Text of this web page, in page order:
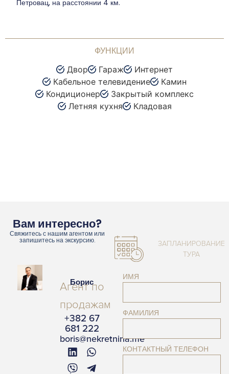
Петровац, на расстоянии 4 км.
ФУНКЦИИ
Двор Гараж
Интернет
Кабельное телевидение
Камин
Кондиционер
Закрытый комплекс
Летняя кухня
Кладовая
Вам интересно?
Свяжитесь с нашим агентом или
запишитесь на экскурсию.
Борис
Агент по
продажам
+382 67
681 222
boris@nekretnina.me
ЗАПЛАНИРОВАНИЕ
ТУРА
ИМЯ
ФАМИЛИЯ
КОНТАКТНЫЙ ТЕЛЕФОН